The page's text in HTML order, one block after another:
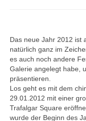
Das neue Jahr 2012 ist
natürlich ganz im
es auch noch andere
Galerie angelegt habe,
präsentieren.
Los geht es mit dem
29.01.2012 mit einer
Trafalgar Square
wurde der Beginn des